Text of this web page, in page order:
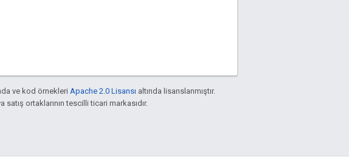
ve kod örnekleri Apache 2.0 Lisansı altında lisanslanmıştır.
ortaklarının tescilli ticari markasıdır.